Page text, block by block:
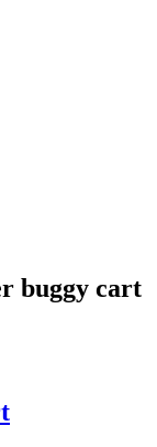
buggy cart